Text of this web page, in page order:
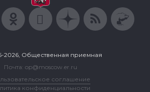
2026, Общественная приемная
Почта: op@moscow.er.ru
соглашение
конфиденциальности